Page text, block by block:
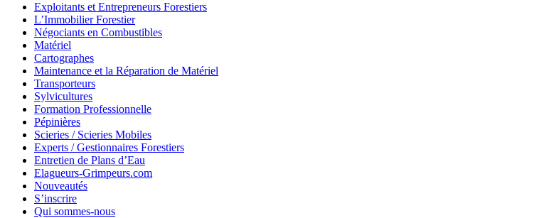
Exploitants et Entrepreneurs Forestiers
L’Immobilier Forestier
Négociants en Combustibles
Matériel
Cartographes
Maintenance et la Réparation de Matériel
Transporteurs
Sylvicultures
Formation Professionnelle
Pépinières
Scieries / Scieries Mobiles
Experts / Gestionnaires Forestiers
Entretien de Plans d’Eau
Elagueurs-Grimpeurs.com
Nouveautés
S’inscrire
Qui sommes-nous